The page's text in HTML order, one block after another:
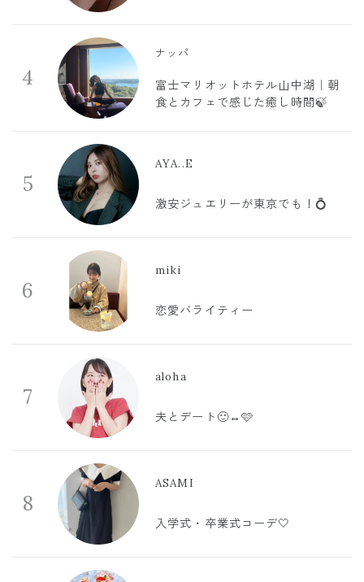
4
ナッパ
富士マリオットホテル山中湖｜朝
食とカフェで感じた癒し時間🍃
5
AYA..E
激安ジュエリーが東京でも！💍
6
miki
恋愛バライティー
7
aloha
夫とデート🙂‍↔️🩷
8
ASAMI
入学式・卒業式コーデ🤍